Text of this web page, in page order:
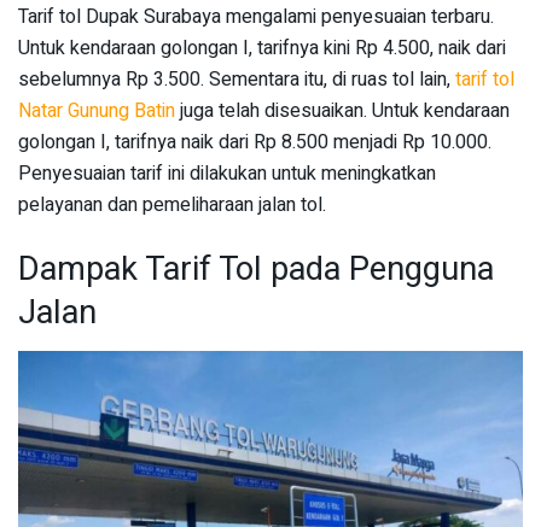
Tarif tol Dupak Surabaya mengalami penyesuaian terbaru.
Untuk kendaraan golongan I, tarifnya kini Rp 4.500, naik dari
sebelumnya Rp 3.500. Sementara itu, di ruas tol lain,tarif tol
Natar Gunung Batinjuga telah disesuaikan. Untuk kendaraan
golongan I, tarifnya naik dari Rp 8.500 menjadi Rp 10.000.
Penyesuaian tarif ini dilakukan untuk meningkatkan
pelayanan dan pemeliharaan jalan tol.
Dampak Tarif Tol pada Pengguna
Jalan